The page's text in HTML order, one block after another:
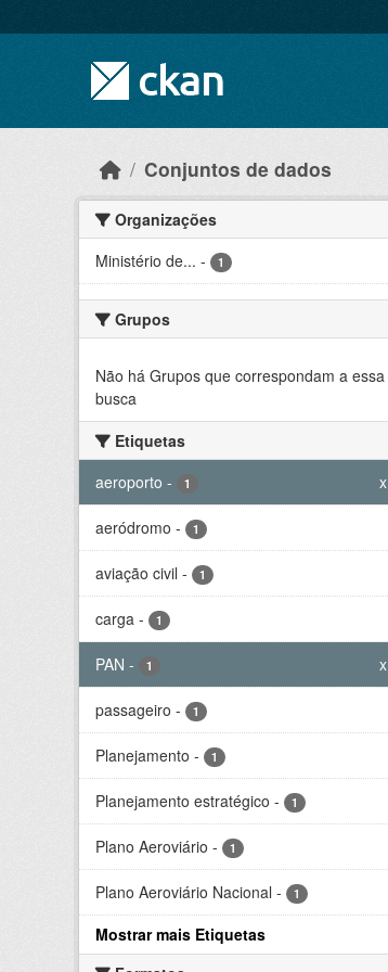
Conjuntos de dados
Organizações
Ministério de... - 1
Grupos
Não há Grupos que correspondam a essa
busca
Etiquetas
aeroporto - 1 x
aeródromo - 1
aviação civil - 1
carga - 1
PAN - 1 x
passageiro - 1
Planejamento - 1
Planejamento estratégico - 1
Plano Aeroviário - 1
Plano Aeroviário Nacional - 1
Mostrar mais Etiquetas